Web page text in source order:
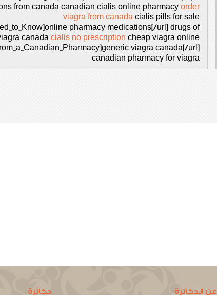
from canada canadian cialis online pharmacy order
viagra from canada cialis pills for sale
pharmacy medications[/url] drugs of
canada cialis no prescription cheap viagra online
viagra canada[/url]
canadian pharmacy for viagra
عن الدكاترة دكاترة